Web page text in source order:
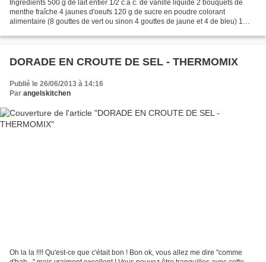
Ingrédients 500 g de lait entier 1/2 c.a c. de vanille liquide 2 bouquets de
menthe fraîche 4 jaunes d'oeufs 120 g de sucre en poudre colorant
alimentaire (8 gouttes de vert ou sinon 4 gouttes de jaune et 4 de bleu) 1
DORADE EN CROUTE DE SEL - THERMOMIX
Publié le 26/06/2013 à 14:16
Par angelskitchen
Oh la la !!!! Qu'est-ce que c'était bon ! Bon ok, vous allez me dire "comme